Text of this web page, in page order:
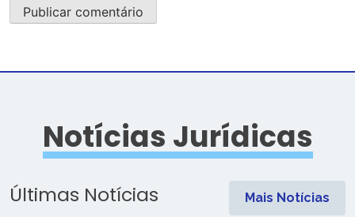
Notícias Jurídicas
Últimas Notícias Mais Notícias